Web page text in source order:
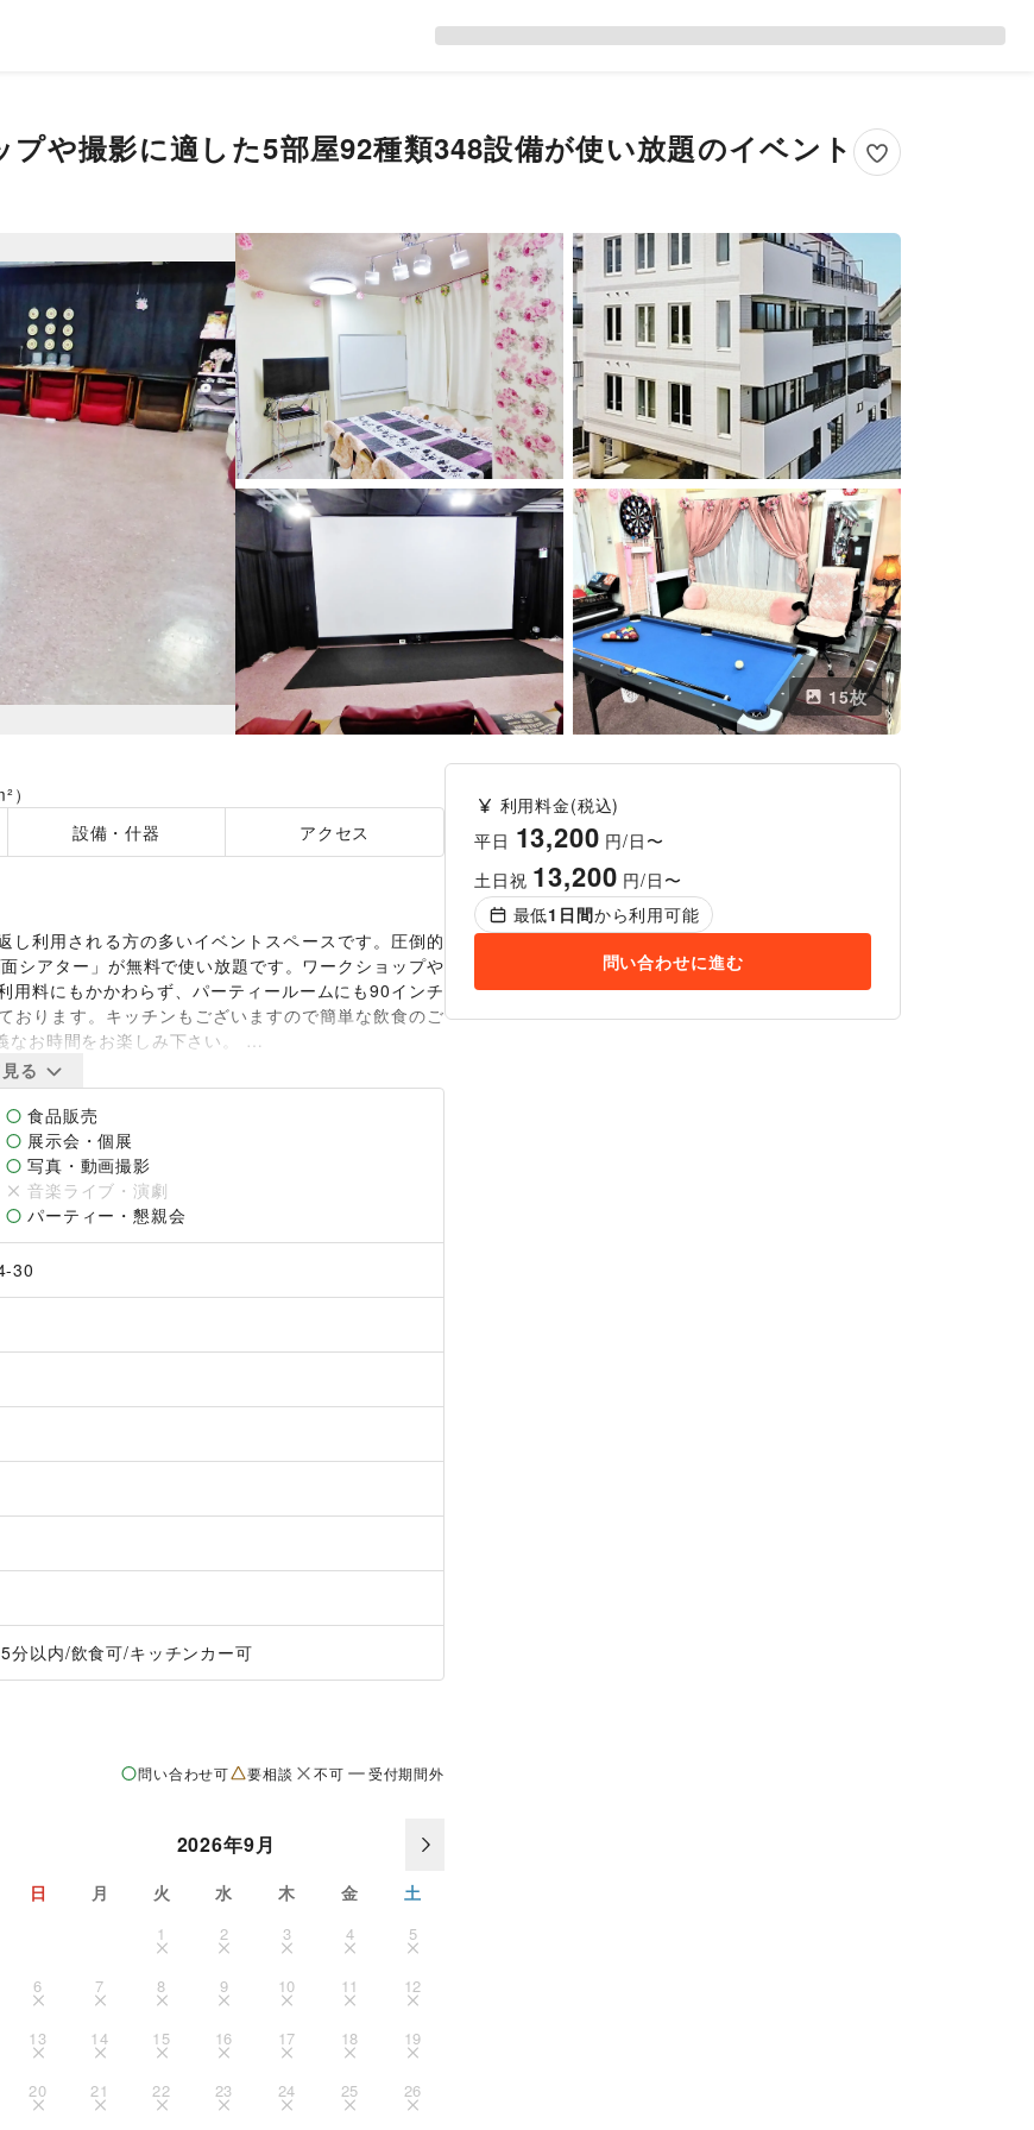
プや撮影に適した5部屋92種類348設備が使い放題のイベント
15枚
設備・什器 アクセス
し利用される方の多いイベントスペースです。圧倒的
シアター」が無料で使い放題です。ワークショップや
用料にもかかわらず、パーティールームにも90インチ
おります。キッチンもございますので簡単な飲食のご
お時間をお楽しみ下さい。
る
食品販売
展示会・個展
写真・動画撮影
音楽ライブ・演劇
パーティー・懇親会
30
分以内/飲食可/キッチンカー可
問い合わせ可 要相談 不可 受付期間外
2026年9月
日 月 火 水 木 金 土
1 2 3 4 5
6 7 8 9 10 11 12
13 14 15 16 17 18 19
20 21 22 23 24 25 26
利用料金(税込)
平日 13,200 円/日〜
土日祝 13,200 円/日〜
最低1 日間から利用可能
問い合わせに進む